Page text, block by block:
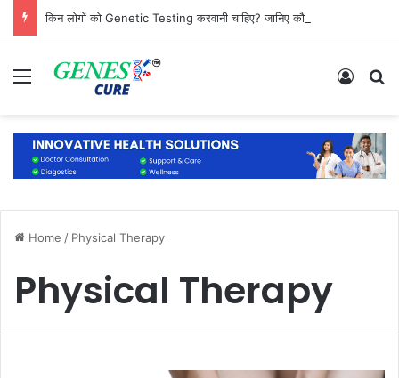
Menu Log In
Home / Physical Therapy
Physical Therapy